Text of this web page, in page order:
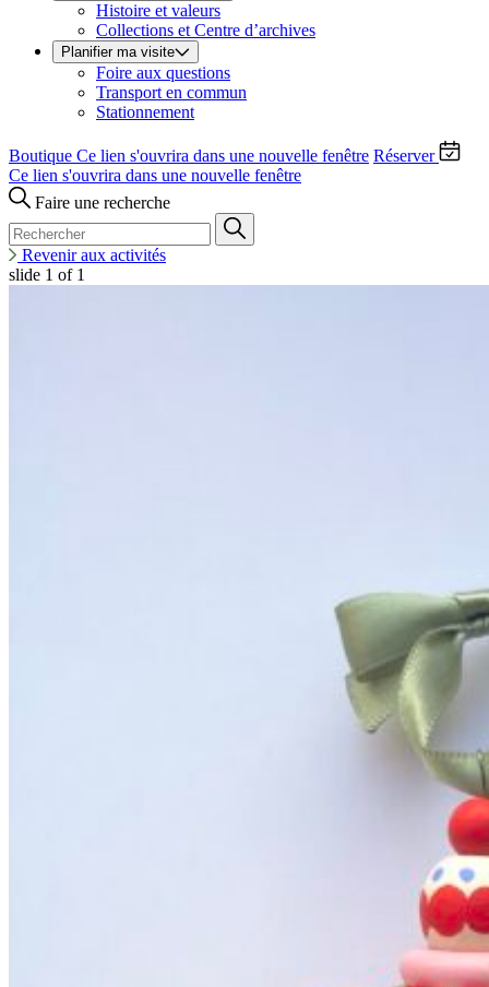
Histoire et valeurs
Collections et Centre d’archives
Planifier ma visite
Foire aux questions
Transport en commun
Stationnement
Boutique Ce lien s'ouvrira dans une nouvelle fenêtre Réserver
Ce lien s'ouvrira dans une nouvelle fenêtre
Faire une recherche
Revenir aux activités
slide 1 of 1